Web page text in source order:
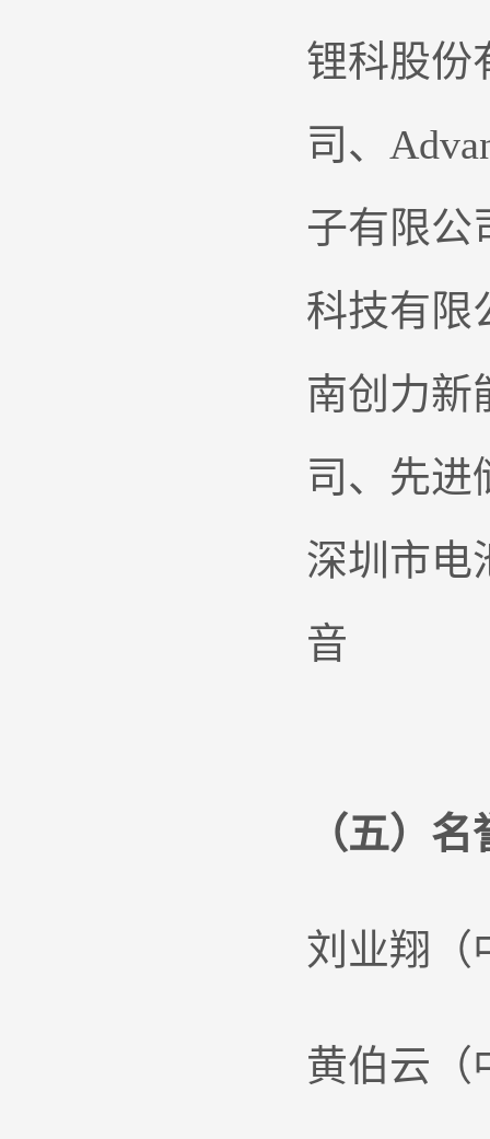
锂科股份
司、
子有限公
科技有限
南创力新
司、先进
深圳市电
音
（五）
刘业翔（
黄伯云（